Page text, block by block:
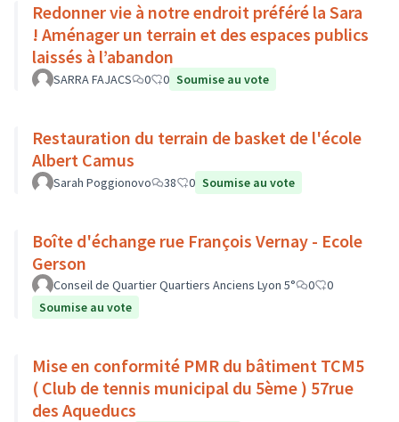
Redonner vie à notre endroit préféré la Sara
! Aménager un terrain et des espaces publics
laissés à l’abandon
SARRA FAJACS 0 0 Soumise au vote
Restauration du terrain de basket de l'école
Albert Camus
Sarah Poggionovo 38 0 Soumise au vote
Boîte d'échange rue François Vernay - Ecole
Gerson
Conseil de Quartier Quartiers Anciens Lyon 5° 0
0
Soumise au vote
Mise en conformité PMR du bâtiment TCM5
( Club de tennis municipal du 5ème ) 57rue
des Aqueducs